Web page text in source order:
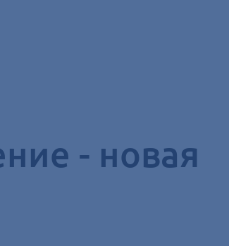
- новая